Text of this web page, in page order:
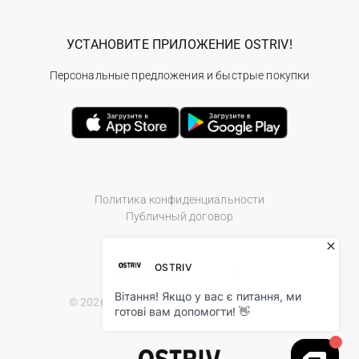
Политика конфиденциальности
Публичный договор
© 2026 Ostriv.ua Store. All Rights Reserved.
УСТАНОВИТЕ ПРИЛОЖЕНИЕ OSTRIV!
Персональные предложения и быстрые покупки